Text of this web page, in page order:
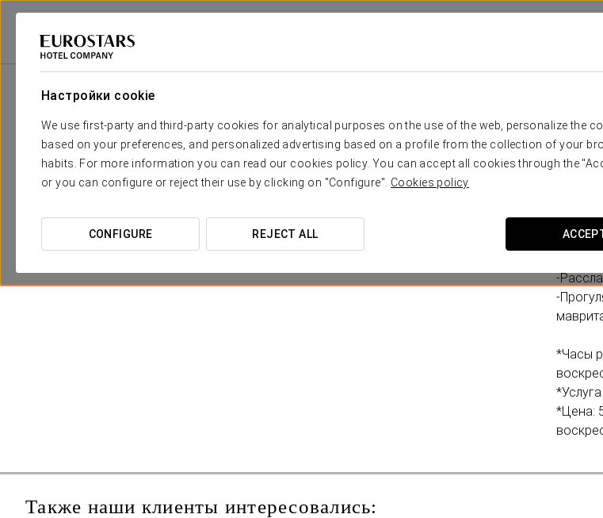
Настройки cookie
We use first-party and third-party cookies for analytical purposes on the use of the web, personalize the
based on your preferences, and personalized advertising based on a profile from the collection of your
habits. For more information you can read our cookies policy. You can accept all cookies through the
or you can configure or reject their use by clicking on "Configure". Cookies policy
CONFIGURE REJECT ALL
Eurostars Hotel Company
Схема
на
-
-
*Часы
*Цена:
Также наши клиенты интересовались: